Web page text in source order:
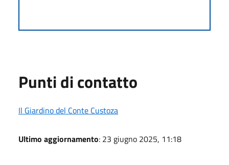
Punti di contatto
Il Giardino del Conte Custoza
Ultimo aggiornamento: 23 giugno 2025, 11:18